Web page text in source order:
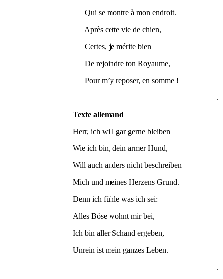
Qui se montre à mon endroit.
Après cette vie de chien,
Certes,je mérite bien
De rejoindre ton Royaume,
Pour m’y reposer, en somme !
.
Texte allemand
Herr, ich will gar gerne bleiben
Wie ich bin, dein armer Hund,
Will auch anders nicht beschreiben
Mich und meines Herzens Grund.
Denn ich fühle was ich sei:
Alles Böse wohnt mir bei,
Ich bin aller Schand ergeben,
Unrein ist mein ganzes Leben.
.